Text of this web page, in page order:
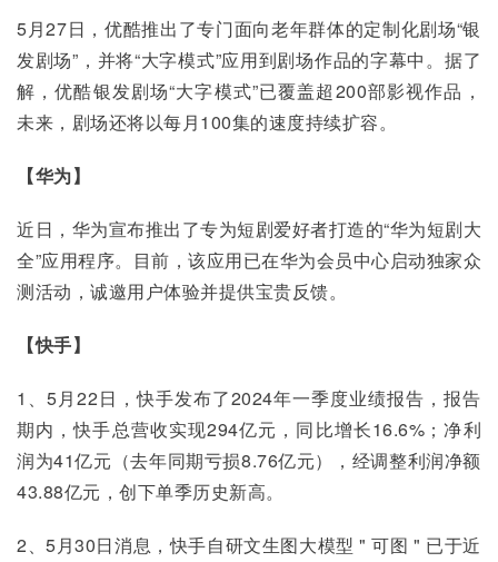
5月27日，优酷推出了专门面向老年群体的定制化剧场“银
发剧场”，并将“大字模式”应用到剧场作品的字幕中。据了
解，优酷银发剧场“大字模式”已覆盖超200部影视作品，
未来，剧场还将以每月100集的速度持续扩容。
【华为】
近日，华为宣布推出了专为短剧爱好者打造的“华为短剧大
全”应用程序。目前，该应用已在华为会员中心启动独家众
测活动，诚邀用户体验并提供宝贵反馈。
【快手】
1、5月22日，快手发布了2024年一季度业绩报告，报告
期内，快手总营收实现294亿元，同比增长16.6%；净利
润为41亿元（去年同期亏损8.76亿元），经调整利润净额
43.88亿元，创下单季历史新高。
2、5月30日消息，快手自研文生图大模型 " 可图 " 已于近